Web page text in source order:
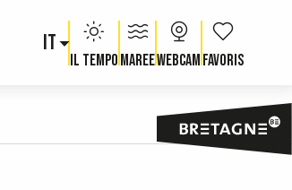
IT
Il tempoMareeWebcam Voir les